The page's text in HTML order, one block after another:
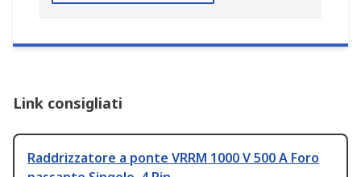
Link consigliati
Raddrizzatore a ponte VRRM 1000 V 500 A Foro